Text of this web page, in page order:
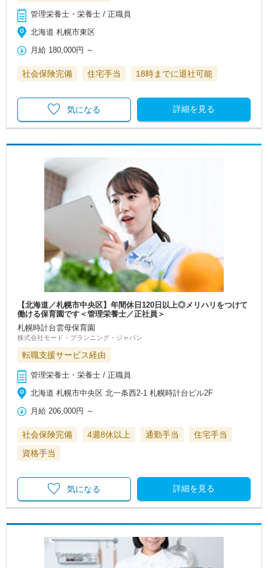
管理栄養士・栄養士 / 正職員
北海道 札幌市東区
月給 180,000円 ～
社会保険完備 住宅手当 18時までに退社可能
詳細を見る
気になる
【北海道／札幌市中央区】年間休日120日以上◎メリハリをつけて
働ける保育園です＜管理栄養士／正社員＞
札幌時計台雲母保育園
株式会社モード・プランニング・ジャパン
転職支援サービス経由
管理栄養士・栄養士 / 正職員
北海道 札幌市中央区 北一条西2-1 札幌時計台ビル2F
月給 206,000円 ～
社会保険完備 4週8休以上 通勤手当
住宅手当
資格手当
詳細を見る
気になる